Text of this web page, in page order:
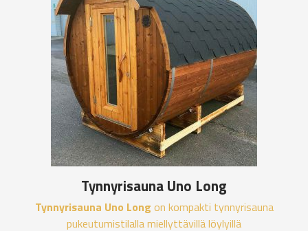
Tynnyrisauna Uno Long
Tynnyrisauna Uno Long on kompakti tynnyrisauna
pukeutumistilalla miellyttävillä löylyillä